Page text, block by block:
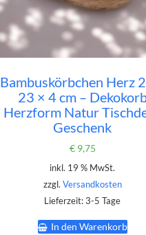
Bambuskörbchen Herz
23 × 4 cm –
Herzform Natur
Geschenk
€9,75
inkl. 19 % MwSt.
zzgl. Versandkosten
Lieferzeit:3-5 Tage
In den Warenkorb